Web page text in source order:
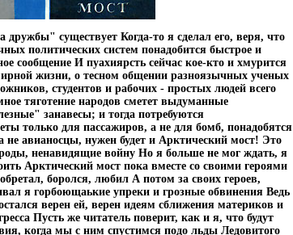
существует Когда-то я сделал его, веря, что
политических систем понадобится быстрое и
сообщение И пуахиярсть сейчас кое-кто и хмурится
жизни, о тесном общении разноязычных ученых
студентов и рабочих - простых людей всего
тяготение народов сметет выдуманные
занавесы; и тогда потребуются
только для пассажиров, а не для бомб, понадобятся
не авианосцы, нужен будет и Арктический мост! Это
ненавидящие войну Но я больше не мог ждать, я
Арктический мост пока вместе со своими героями
боролся, любил А потом за своих героев,
я горбоющаькие упреки и грозные обвинения Ведь
верен ей, верен идеям сближения материков и
Пусть же читатель поверит, как и я, что будут
когда мы с ним спустимся подо льды Ледовитого